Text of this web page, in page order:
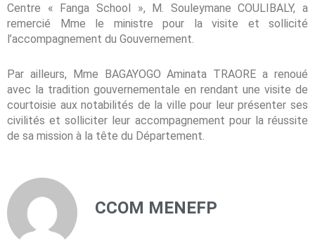
Centre « Fanga School », M. Souleymane COULIBALY, a
remercié Mme le ministre pour la visite et sollicité
l’accompagnement du Gouvernement.
Par ailleurs, Mme BAGAYOGO Aminata TRAORE a renoué
avec la tradition gouvernementale en rendant une visite de
courtoisie aux notabilités de la ville pour leur présenter ses
civilités et solliciter leur accompagnement pour la réussite
de sa mission à la tête du Département.
CCOM MENEFP